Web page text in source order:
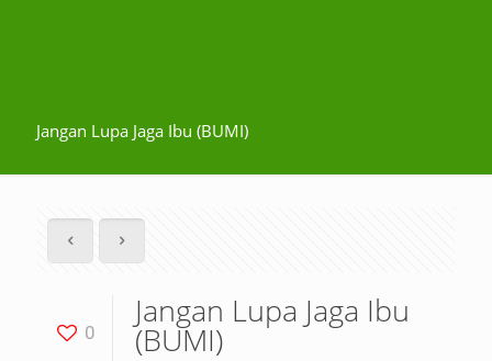
Jangan Lupa Jaga Ibu (BUMI)
0
Jangan Lupa Jaga Ibu
(BUMI)